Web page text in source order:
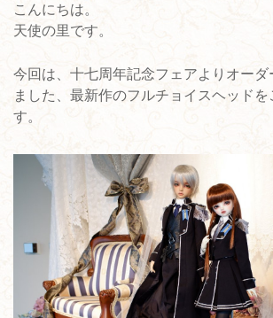
こんにちは。
天使の里です。
今回は、十七周年記念フェアよりオーダ
ました、最新作のフルチョイスヘッドを
す。